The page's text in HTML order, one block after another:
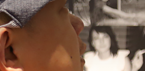
公司资料
企业管制
投资者查询